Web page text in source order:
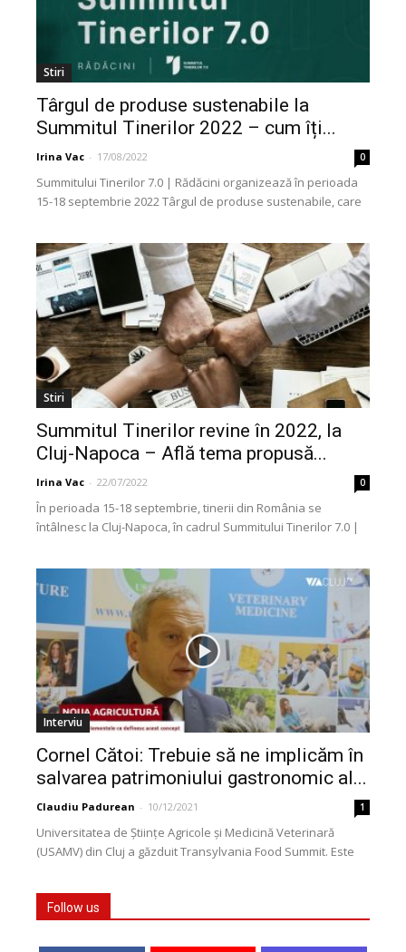
Stiri
Târgul de produse sustenabile la
Summitul Tinerilor 2022 – cum îți...
Irina Vac - 17/08/2022 0
Summitului Tinerilor 7.0 | Rădăcini organizează în perioada
15-18 septembrie 2022 Târgul de produse sustenabile, care
Stiri
Summitul Tinerilor revine în 2022, la
Cluj-Napoca – Află tema propusă...
Irina Vac - 22/07/2022 0
În perioada 15-18 septembrie, tinerii din România se
întâlnesc la Cluj-Napoca, în cadrul Summitului Tinerilor 7.0 |
tineret...
Interviu
Cornel Cătoi: Trebuie să ne implicăm în
salvarea patrimoniului gastronomic al...
Claudiu Padurean - 10/12/2021 1
Universitatea de Științe Agricole și Medicină Veterinară
(USAMV) din Cluj a găzduit Transylvania Food Summit. Este
Follow us